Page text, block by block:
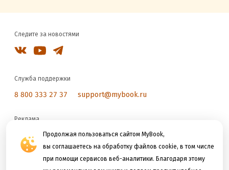
Продолжая пользоваться сайтом MyBook,
вы соглашаетесь на обработку файлов cookie, в том числе
при помощи сервисов веб-аналитики. Благодаря этому
Следите за новостями
Служба поддержки
8 800 333 27 37 support@mybook.ru
Реклама
reklama@litres.ru
Мы принимаем к оплате